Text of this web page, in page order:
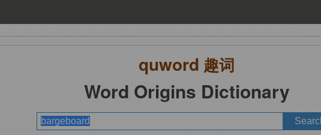
quword 趣词
Word Origins Dictionary